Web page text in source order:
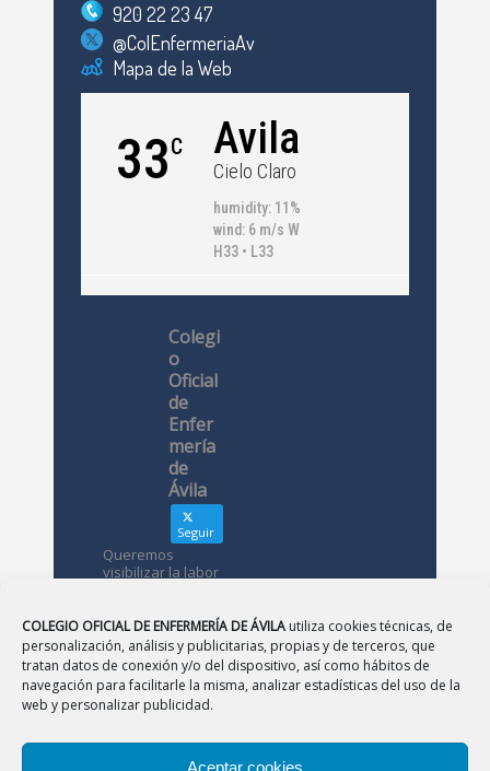
COLEGIO OFICIAL DE ENFERMERÍA DE ÁVILA utiliza cookies técnicas, de
personalización, análisis y publicitarias, propias y de terceros, que
tratan datos de conexión y/o del dispositivo, así como hábitos de
navegación para facilitarle la misma, analizar estadísticas del uso de la
web y personalizar publicidad.
Aceptar cookies
920 22 23 47
@ColEnfermeriaAv
Mapa de la Web
33C Avila
Cielo Claro
humidity: 11%
wind: 6 m/s W
H33 • L33
Colegi
o
Oficial
de
Enfer
mería
de
Ávila
Seguir
Queremos
visibilizar la labor
conoces?
Avatar Colegio
Oficial de
de Ávila
12 May